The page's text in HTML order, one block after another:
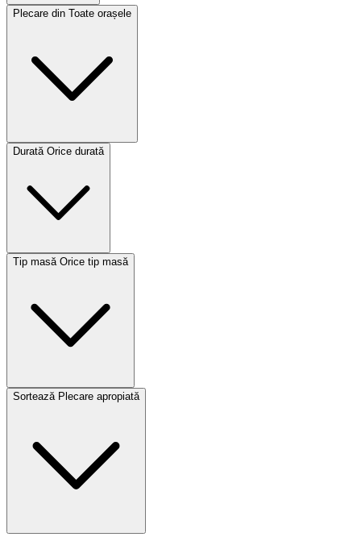
Plecare din Toate orașele
Durată Orice durată
Tip masă Orice tip masă
Sortează Plecare apropiată